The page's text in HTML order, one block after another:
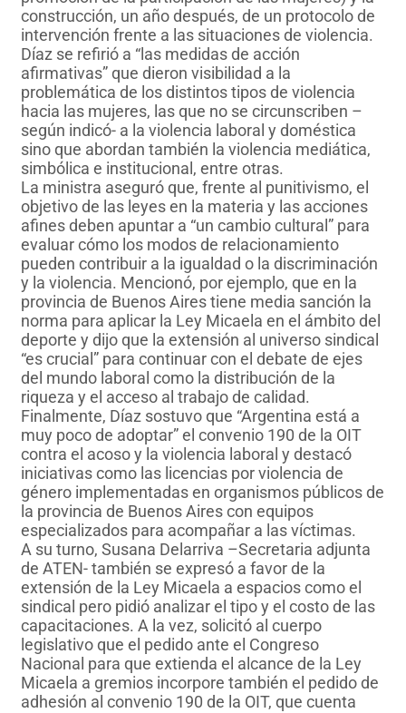
construcción, un año después, de un protocolo de
intervención frente a las situaciones de violencia.
Díaz se refirió a “las medidas de acción
afirmativas” que dieron visibilidad a la
problemática de los distintos tipos de violencia
hacia las mujeres, las que no se circunscriben –
según indicó- a la violencia laboral y doméstica
sino que abordan también la violencia mediática,
simbólica e institucional, entre otras.
La ministra aseguró que, frente al punitivismo, el
objetivo de las leyes en la materia y las acciones
afines deben apuntar a “un cambio cultural” para
evaluar cómo los modos de relacionamiento
pueden contribuir a la igualdad o la discriminación
y la violencia. Mencionó, por ejemplo, que en la
provincia de Buenos Aires tiene media sanción la
norma para aplicar la Ley Micaela en el ámbito del
deporte y dijo que la extensión al universo sindical
“es crucial” para continuar con el debate de ejes
del mundo laboral como la distribución de la
riqueza y el acceso al trabajo de calidad.
Finalmente, Díaz sostuvo que “Argentina está a
muy poco de adoptar” el convenio 190 de la OIT
contra el acoso y la violencia laboral y destacó
iniciativas como las licencias por violencia de
género implementadas en organismos públicos de
la provincia de Buenos Aires con equipos
especializados para acompañar a las víctimas.
A su turno, Susana Delarriva –Secretaria adjunta
de ATEN- también se expresó a favor de la
extensión de la Ley Micaela a espacios como el
sindical pero pidió analizar el tipo y el costo de las
capacitaciones. A la vez, solicitó al cuerpo
legislativo que el pedido ante el Congreso
Nacional para que extienda el alcance de la Ley
Micaela a gremios incorpore también el pedido de
adhesión al convenio 190 de la OIT, que cuenta